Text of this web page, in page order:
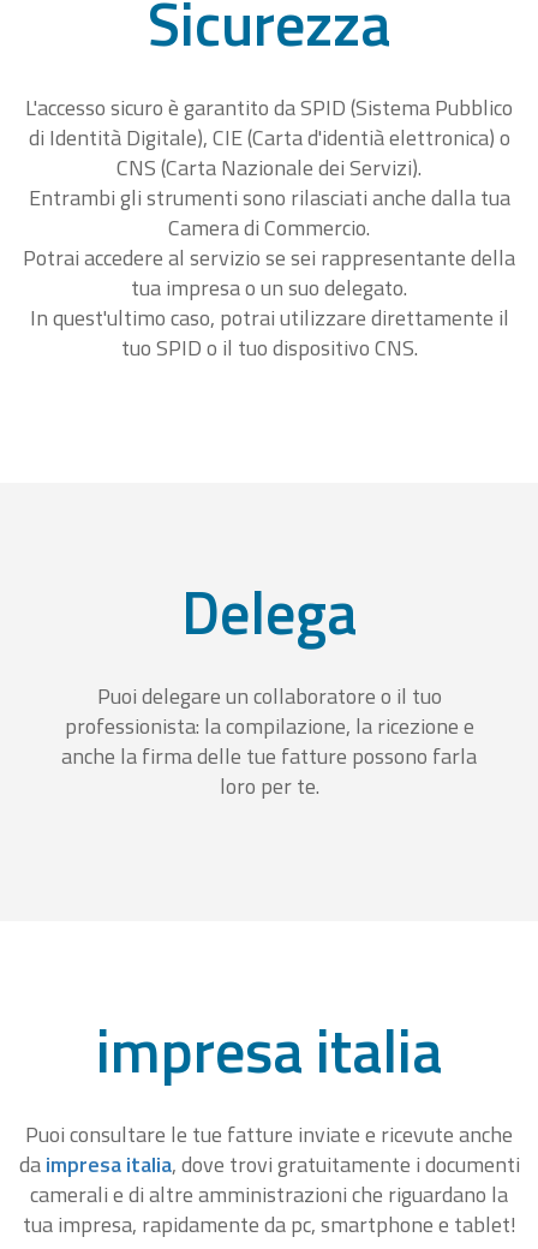
Sicurezza
L'accesso sicuro è garantito da SPID (Sistema Pubblico
di Identità Digitale), CIE (Carta d'identià elettronica) o
CNS (Carta Nazionale dei Servizi).
Entrambi gli strumenti sono rilasciati anche dalla tua
Camera di Commercio.
Potrai accedere al servizio se sei rappresentante della
tua impresa o un suo delegato.
In quest'ultimo caso, potrai utilizzare direttamente il
tuo SPID o il tuo dispositivo CNS.
Delega
Puoi delegare un collaboratore o il tuo
professionista: la compilazione, la ricezione e
anche la firma delle tue fatture possono farla
loro per te.
impresa italia
Puoi consultare le tue fatture inviate e ricevute anche
daimpresa italia, dove trovi gratuitamente i documenti
camerali e di altre amministrazioni che riguardano la
tua impresa, rapidamente da pc, smartphone e tablet!